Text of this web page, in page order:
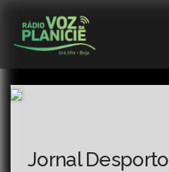
Jornal Desporto